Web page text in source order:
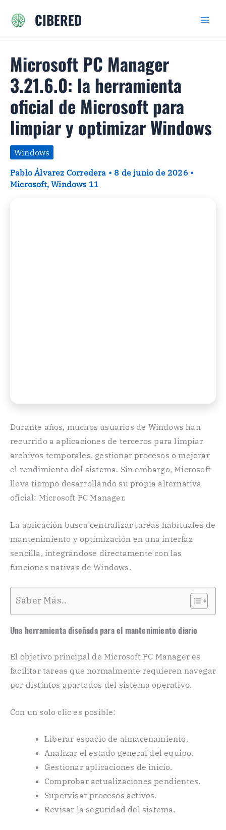
CIBERED
Microsoft PC Manager
3.21.6.0: la herramienta
oficial de Microsoft para
limpiar y optimizar Windows
Windows
Pablo Álvarez Corredera • 8 de junio de 2026 •
Microsoft,Windows 11
Durante años, muchos usuarios de Windows han
recurrido a aplicaciones de terceros para limpiar
archivos temporales, gestionar procesos o mejorar
el rendimiento del sistema. Sin embargo, Microsoft
lleva tiempo desarrollando su propia alternativa
oficial: Microsoft PC Manager.
La aplicación busca centralizar tareas habituales de
mantenimiento y optimización en una interfaz
sencilla, integrándose directamente con las
funciones nativas de Windows.
Saber Más..
Una herramienta diseñada para el mantenimiento diario
El objetivo principal de Microsoft PC Manager es
facilitar tareas que normalmente requieren navegar
por distintos apartados del sistema operativo.
Con un solo clic es posible:
Liberar espacio de almacenamiento.
Analizar el estado general del equipo.
Gestionar aplicaciones de inicio.
Comprobar actualizaciones pendientes.
Supervisar procesos activos.
Revisar la seguridad del sistema.